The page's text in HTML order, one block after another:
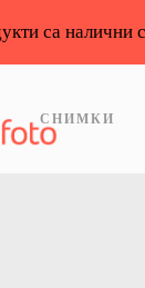
са
СНИМКИ